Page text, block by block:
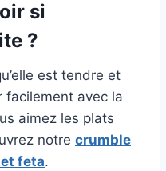
si
?
est tendre et
facilement avec la
aimez les plats
notre crumble
feta.